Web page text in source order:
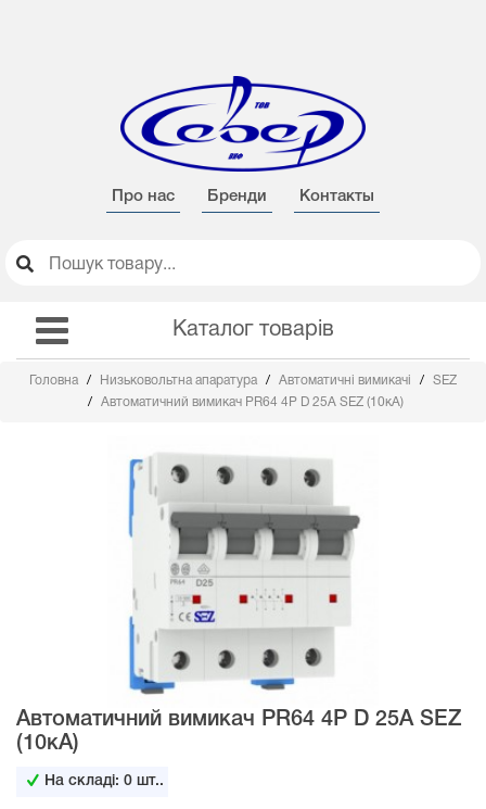
Про нас Бренди Контакты
Каталог товарів
Головна Низьковольтна апаратура Автоматичні вимикачі
SEZ
Автоматичний вимикач PR64 4Р D 25А SEZ (10кА)
Автоматичний вимикач PR64 4Р D 25А SEZ
(10кА)
На складі:0 шт..